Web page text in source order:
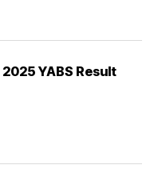
2025 YABS Result